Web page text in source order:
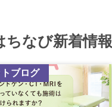
ちなび新着情報
ブログ